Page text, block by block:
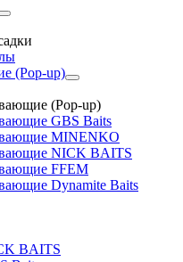
(Pop-up)
(Pop-up)
GBS Baits
MINENKO
NICK BAITS
FFEM
Dynamite Baits
BAITS